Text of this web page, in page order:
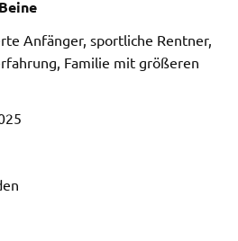
Anfänger, sportliche Rentner,
Familie mit größeren